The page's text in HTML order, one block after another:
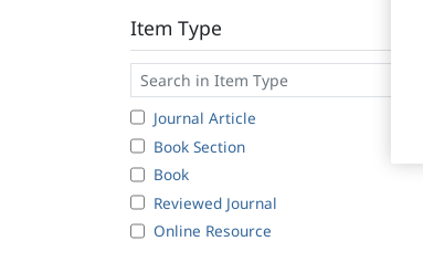
Item Type
Journal Article
Book Section
Book
Reviewed Journal
Online Resource